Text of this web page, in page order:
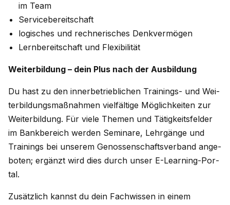
im Team
Servicebereitschaft
logisches und rechnerisches Denkvermögen
Lernbereitschaft und Flexibilität
Weiterbildung – dein Plus nach der Ausbildung
Du hast zu den inner­be­trieb­li­chen Trai­nings- und Wei­
ter­bil­dungs­maß­nah­men viel­fäl­tige Mög­lich­kei­ten zur
Wei­ter­bil­dung. Für viele The­men und Tätig­keits­fel­der
im Bank­be­reich wer­den Semi­nare, Lehr­gänge und
Trai­nings bei unse­rem Genos­sen­schafts­ver­band ange­
bo­ten; ergänzt wird dies durch unser E-Learning-Por­
tal.
Zusätz­lich kannst du dein Fach­wis­sen in einem